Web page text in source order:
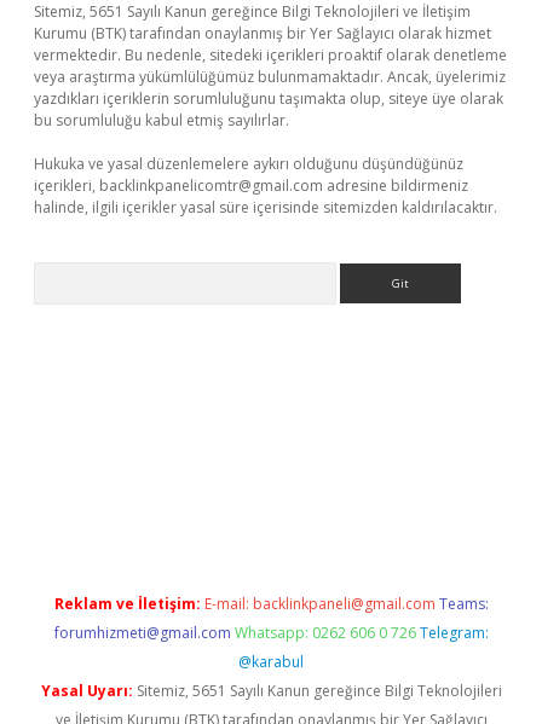
Sitemiz, 5651 Sayılı Kanun gereğince Bilgi Teknolojileri ve İletişim
Kurumu (BTK) tarafından onaylanmış bir Yer Sağlayıcı olarak hizmet
vermektedir. Bu nedenle, sitedeki içerikleri proaktif olarak denetleme
veya araştırma yükümlülüğümüz bulunmamaktadır. Ancak, üyelerimiz
yazdıkları içeriklerin sorumluluğunu taşımakta olup, siteye üye olarak
bu sorumluluğu kabul etmiş sayılırlar.
Hukuka ve yasal düzenlemelere aykırı olduğunu düşündüğünüz
içerikleri, backlinkpanelicomtr@gmail.com adresine bildirmeniz
halinde, ilgili içerikler yasal süre içerisinde sitemizden kaldırılacaktır.
Reklam ve İletişim: E-mail: backlinkpaneli@gmail.com Teams:
forumhizmeti@gmail.com Whatsapp: 0262 606 0 726 Telegram:
@karabul
Yasal Uyarı: Sitemiz, 5651 Sayılı Kanun gereğince Bilgi Teknolojileri
ve İletişim Kurumu (BTK) tarafından onaylanmış bir Yer Sağlayıcı